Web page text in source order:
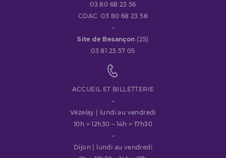
03 80 68 23 56
CDAC 03 80 68 23 58
–
Site de Besançon (25)
03 81 25 57 05
ACCUEIL ET BILLETTERIE
–
Vézelay | lundi au vendredi
10h > 12h30 – 14h > 17h30
–
Dijon | lundi au vendredi